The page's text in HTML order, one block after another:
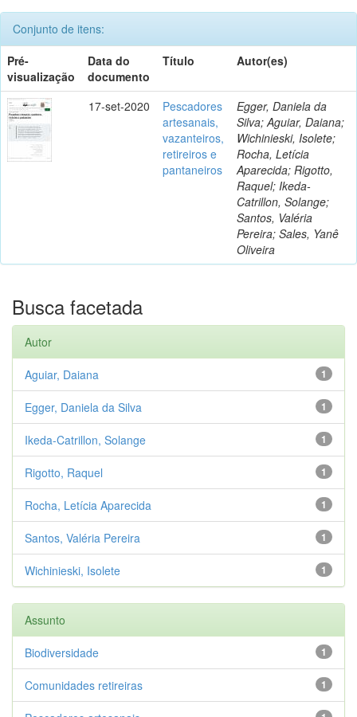
Conjunto de itens:
Pré-
visualização
Data do
documento
Título Autor(es)
17-set-2020
Pescadores
artesanais,
vazanteiros,
retireiros e
pantaneiros
Egger, Daniela da
Silva; Aguiar, Daiana;
Wichinieski, Isolete;
Rocha, Letícia
Aparecida; Rigotto,
Raquel; Ikeda-
Catrillon, Solange;
Santos, Valéria
Pereira; Sales, Yanê
Oliveira
Busca facetada
Autor
1
Aguiar, Daiana
1
Egger, Daniela da Silva
1
Ikeda-Catrillon, Solange
1
Rigotto, Raquel
1
Rocha, Letícia Aparecida
1
Santos, Valéria Pereira
1
Wichinieski, Isolete
Assunto
1
Biodiversidade
1
Comunidades retireiras